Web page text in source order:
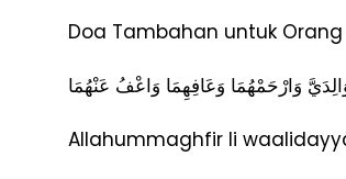
Doa Tambahan untuk
وَارْحَمْهُمَا وَعَافِهِمَا وَاعْفُ عَنْهُمَا
Allahummaghfir li